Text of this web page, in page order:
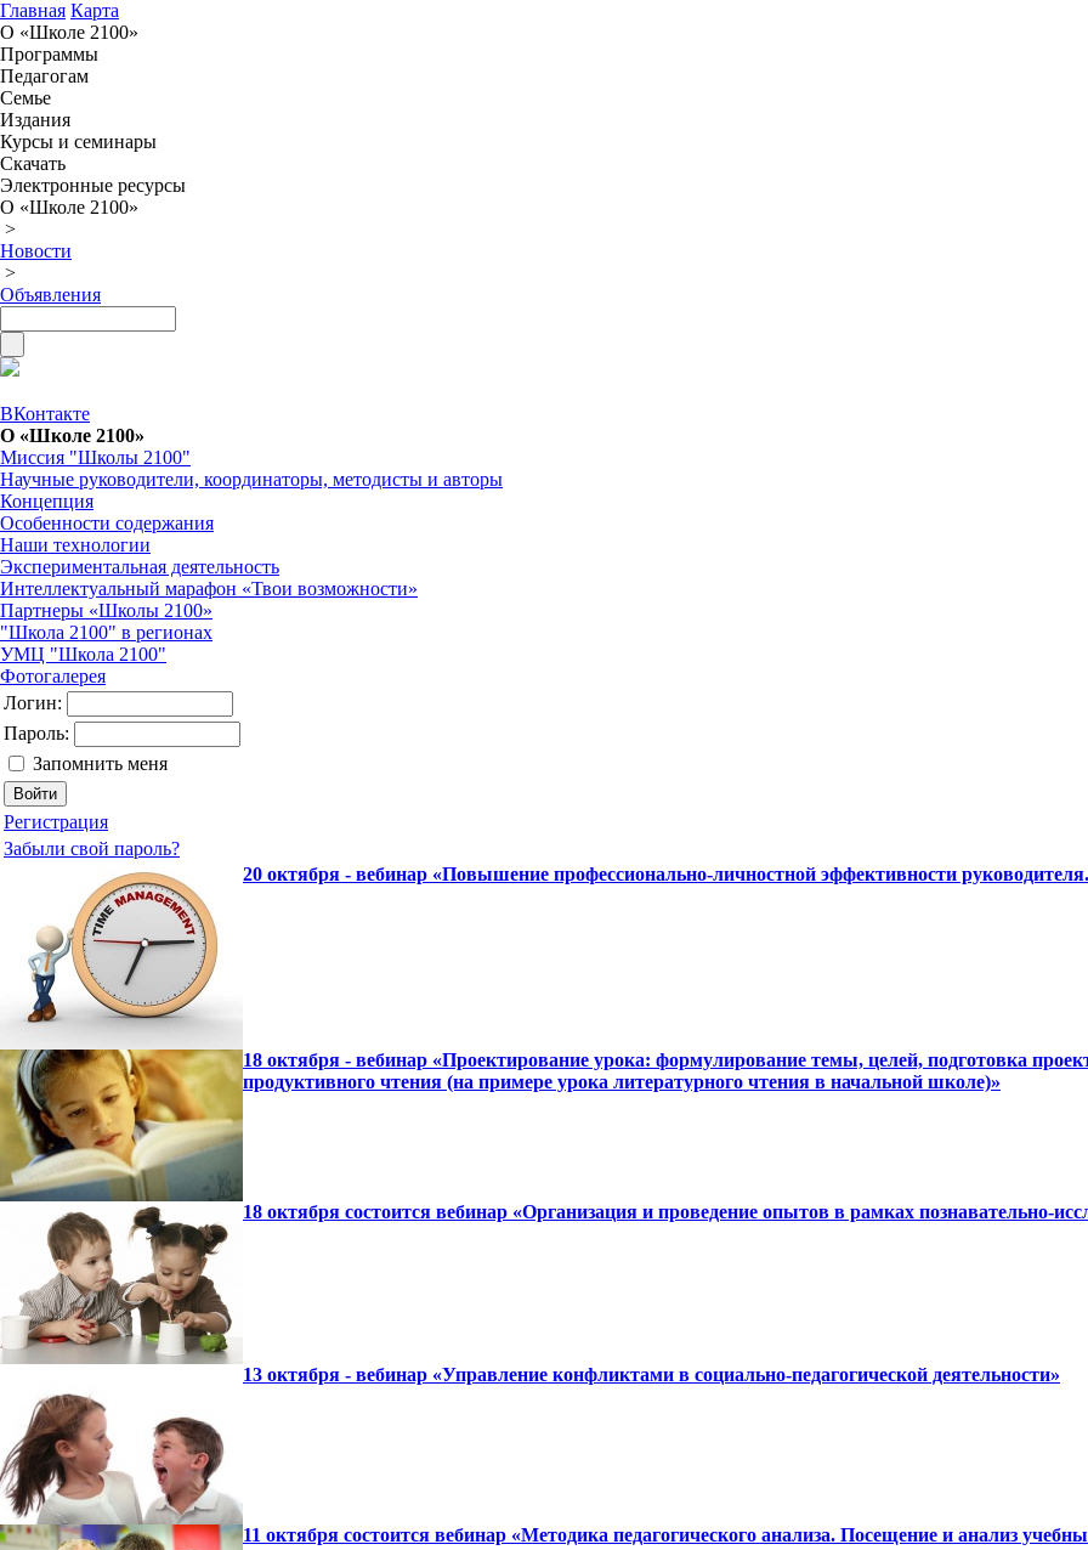
Главная Карта
О «Школе 2100»
Программы
Педагогам
Семье
Издания
Курсы и семинары
Скачать
Электронные ресурсы
О «Школе 2100»
>
Новости
>
Объявления
ВКонтакте
О «Школе 2100»
Миссия "Школы 2100"
Научные руководители, координаторы, методисты и авторы
Концепция
Особенности содержания
Наши технологии
Экспериментальная деятельность
Интеллектуальный марафон «Твои возможности»
Партнеры «Школы 2100»
"Школа 2100" в регионах
УМЦ "Школа 2100"
Фотогалерея
Логин:
Пароль:
Запомнить меня
Регистрация
Забыли свой пароль?
20 октября - вебинар «Повышение профессионально-личностной эффективности
18 октября - вебинар «Проектирование урока: формулирование темы, целей, подготовка
продуктивного чтения (на примере урока литературного чтения в начальной школе)»
18 октября состоится вебинар «Организация и проведение опытов в рамках познавательно-
13 октября - вебинар «Управление конфликтами в социально-педагогической деятельности»
11 октября состоится вебинар «Методика педагогического анализа. Посещение и анализ